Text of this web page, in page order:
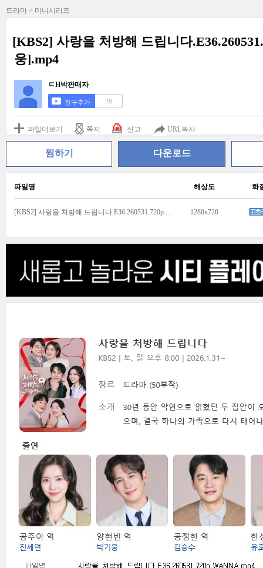
드라마 > 미니시리즈
[KBS2] 사랑을 처방해 드립니다
웅].mp4
ㄷH박판매자
친구추가 28
파일더보기 쪽지 신고 URL복사
찜하기 다운로드
파일명 해상도 화
[KBS2] 사랑을 처방해 드립니다.E36.260531.720p.WANNA[진세연, 박기웅].mp4 1280x720